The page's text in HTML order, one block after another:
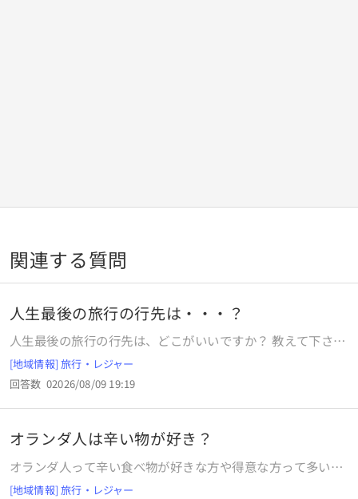
関連する質問
人生最後の旅行の行先は・・・？
人生最後の旅行の行先は、どこがいいですか？ 教えて下さ
い。
[地域情報] 旅行・レジャー
回答数 02026/08/09 19:19
オランダ人は辛い物が好き？
オランダ人って辛い食べ物が好きな方や得意な方って多いの
ですか？オランダではインドネシア料理はポピュラーで家庭
[地域情報] 旅行・レジャー